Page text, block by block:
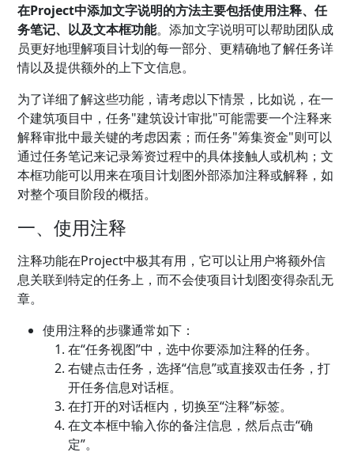
在Project中添加文字说明的方法主要包括使用注释、任
务笔记、以及文本框功能。添加文字说明可以帮助团队成
员更好地理解项目计划的每一部分、更精确地了解任务详
情以及提供额外的上下文信息。
为了详细了解这些功能，请考虑以下情景，比如说，在一
个建筑项目中，任务"建筑设计审批"可能需要一个注释来
解释审批中最关键的考虑因素；而任务"筹集资金"则可以
通过任务笔记来记录筹资过程中的具体接触人或机构；文
本框功能可以用来在项目计划图外部添加注释或解释，如
对整个项目阶段的概括。
一、使用注释
注释功能在Project中极其有用，它可以让用户将额外信
息关联到特定的任务上，而不会使项目计划图变得杂乱无
章。
使用注释的步骤通常如下：
在“任务视图”中，选中你要添加注释的任务。
右键点击任务，选择“信息”或直接双击任务，打
开任务信息对话框。
在打开的对话框内，切换至“注释”标签。
在文本框中输入你的备注信息，然后点击“确
定”。